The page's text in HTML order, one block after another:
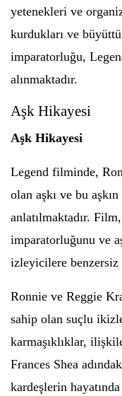
yetenekleri ve
kurdukları ve
imparatorluğu,
alınmaktadır.
Aşk Hikayesi
Aşk Hikayesi
Legend filminde,
olan aşkı ve bu
anlatılmaktadır.
imparatorluğunu ve
izleyicilere
Ronnie ve Reggie
sahip olan suçlu
karmaşıklıklar,
Frances Shea
kardeşlerin